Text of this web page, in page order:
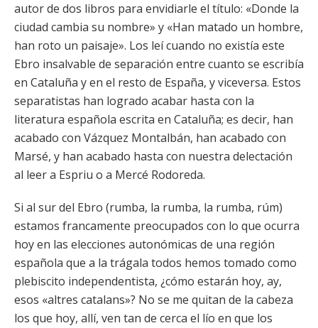
autor de dos libros para envidiarle el título: «Donde la
ciudad cambia su nombre» y «Han matado un hombre,
han roto un paisaje». Los leí cuando no existía este
Ebro insalvable de separación entre cuanto se escribía
en Cataluña y en el resto de España, y viceversa. Estos
separatistas han logrado acabar hasta con la
literatura española escrita en Cataluña; es decir, han
acabado con Vázquez Montalbán, han acabado con
Marsé, y han acabado hasta con nuestra delectación
al leer a Espriu o a Mercé Rodoreda.
Si al sur del Ebro (rumba, la rumba, la rumba, rúm)
estamos francamente preocupados con lo que ocurra
hoy en las elecciones autonómicas de una región
española que a la trágala todos hemos tomado como
plebiscito independentista, ¿cómo estarán hoy, ay,
esos «altres catalans»? No se me quitan de la cabeza
los que hoy, allí, ven tan de cerca el lío en que los